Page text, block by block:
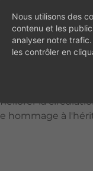
côtés vous
la
hommage à
Nous utilisons des
contenu et les
analyser notre
les contrôler en